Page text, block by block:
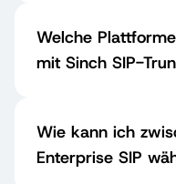
Welche
mit Sinch SIP-
Wie kann ich
Enterprise SIP